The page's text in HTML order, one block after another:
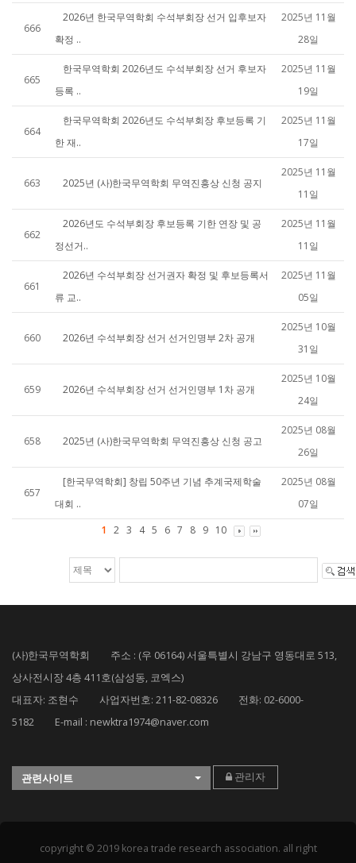
666
2026년 한국무역학회 수석부회장 선거 입후보자
확정 ..
2025년 11월
28일
665
한국무역학회 2026년도 수석부회장 선거 후보자
등록 ..
2025년 11월
19일
664
한국무역학회 2026년도 수석부회장 후보등록 기
한 재..
2025년 11월
17일
663 2025년 (사)한국무역학회 무역진흥상 신청 공지
2025년 11월
11일
662
2026년도 수석부회장 후보등록 기한 연장 및 공
정선거..
2025년 11월
11일
661
2026년 수석부회장 선거권자 확정 및 후보등록서
류 교..
2025년 11월
05일
660 2026년 수석부회장 선거 선거인명부 2차 공개
2025년 10월
31일
659 2026년 수석부회장 선거 선거인명부 1차 공개
2025년 10월
24일
658 2025년 (사)한국무역학회 무역진흥상 신청 공고
2025년 08월
26일
657
[한국무역학회] 창립 50주년 기념 추계국제학술
대회 ..
2025년 08월
07일
1 2 3 4 5 6 7 8 9 10
(사)한국무역학회 주소 : (우 06164) 서울특별시 강남구 영동대로 513,
상사전시장 4층 411호(삼성동, 코엑스)
대표자: 조현수 사업자번호: 211-82-08326 전화: 02-6000-
5182 E-mail : newktra1974@naver.com
관련사이트 관리자
copyright © 2019 korea trade research association. all right